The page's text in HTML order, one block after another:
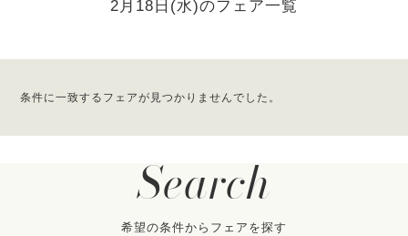
2月18日(水)のフェア一覧
条件に一致するフェアが見つかりませんでした。
Search
希望の条件からフェアを探す